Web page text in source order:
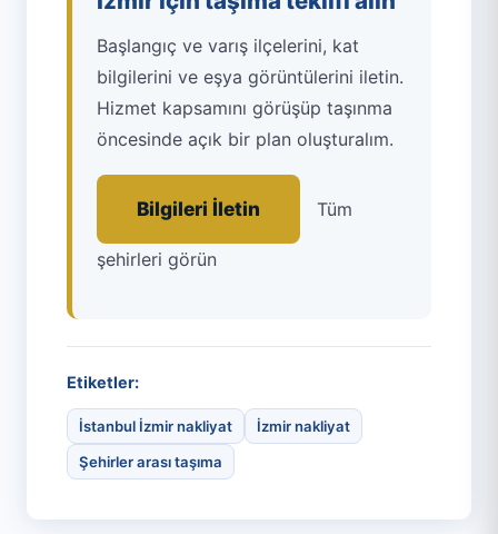
Başlangıç ve varış ilçelerini, kat
bilgilerini ve eşya görüntülerini iletin.
Hizmet kapsamını görüşüp taşınma
öncesinde açık bir plan oluşturalım.
Bilgileri İletin Tüm
şehirleri görün
Etiketler:
İstanbul İzmir nakliyat
İzmir nakliyat
Şehirler arası taşıma